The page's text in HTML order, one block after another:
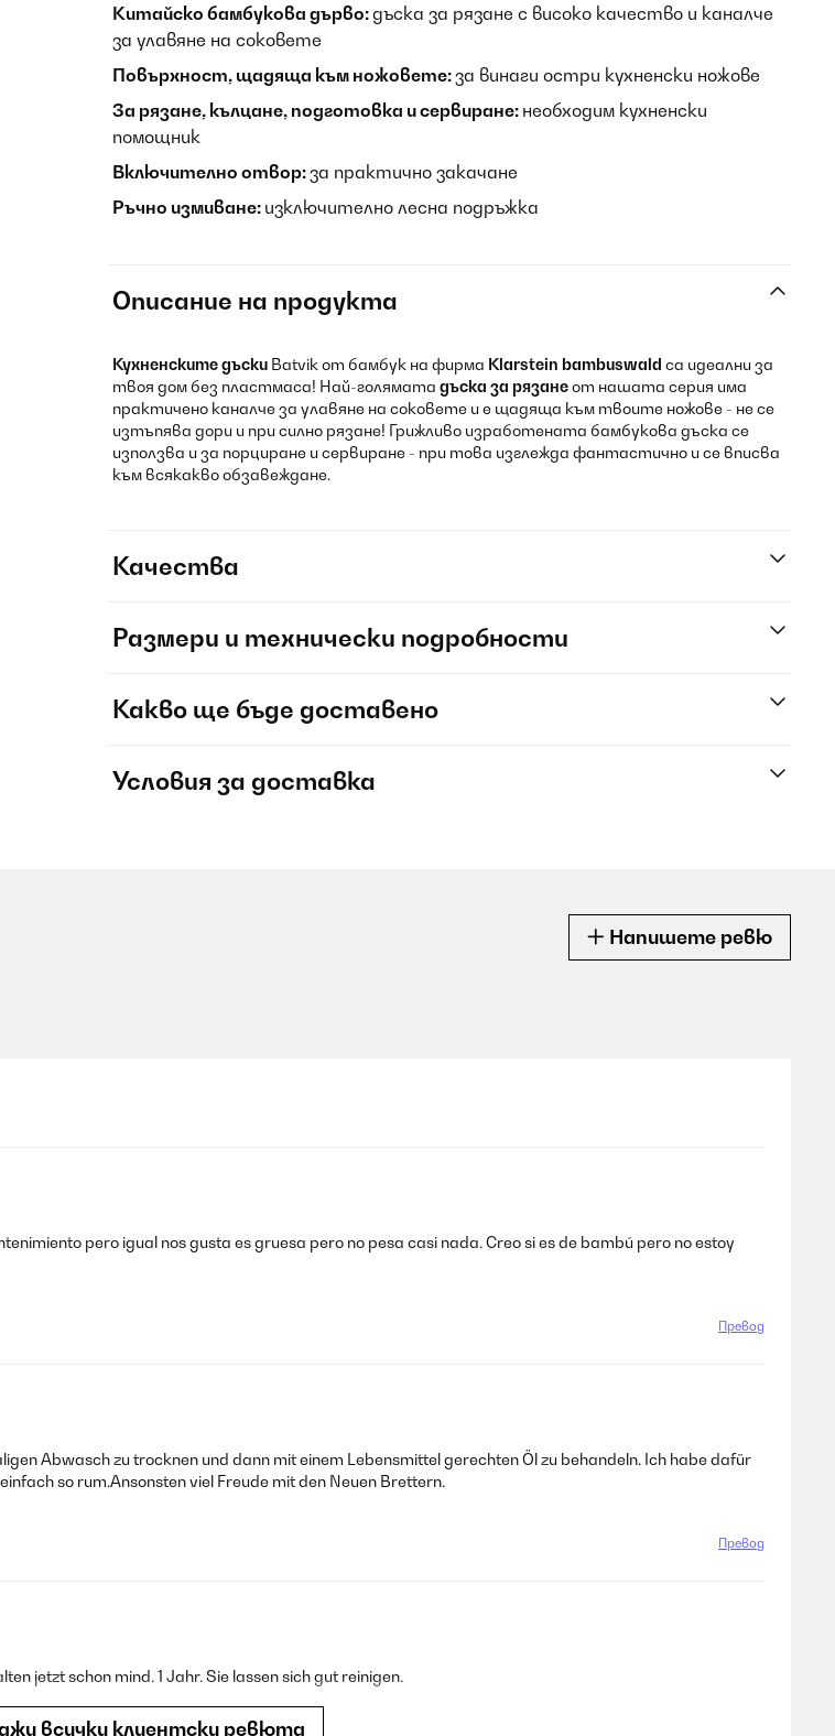
Китайско бамбукова дърво:дъска за рязане с високо качество и каналче
за улавяне на соковете
Повърхност, щадяща към ножовете:за винаги остри кухненски ножове
За рязане, кълцане, подготовка и сервиране: необходим кухненски
помощник
Включително отвор:за практично закачане
Ръчно измиване: изключително лесна подръжка
Описание на продукта
Кухненските дъски Batvik oт бамбук на фирма Klarstein bambuswald са идеални за
твоя дом без пластмаса! Най-голямата дъска за рязанеот нашата серия има
практичено каналче за улавяне на соковете и е щадяща към твоите ножове - не се
изтъпява дори и при силно рязане! Грижливо изработената бамбукова дъска се
използва и за порциране и сервиране - при това изглежда фантастично и се вписва
към всякакво обзавеждане.
Качества
Размери и технически подробности
Какво ще бъде доставено
Условия за доставка
Напишете ревю
pero igual nos gusta es gruesa pero no pesa casi nada. Creo si es de bambú pero no estoy
Превод
Abwasch zu trocknen und dann mit einem Lebensmittel gerechten Öl zu behandeln. Ich habe dafür
so rum.Ansonsten viel Freude mit den Neuen Brettern.
Превод
jetzt schon mind. 1 Jahr. Sie lassen sich gut reinigen.
всички клиентски ревюта